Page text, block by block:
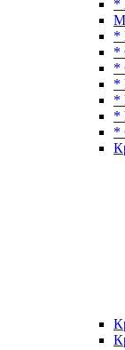
*
*
*
*
*
*
*
*